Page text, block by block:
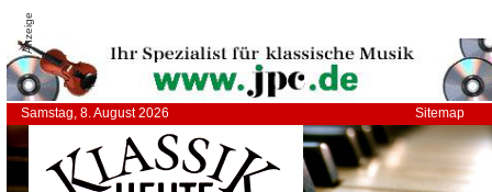
Anzeige
Samstag, 8. August 2026 Sitemap